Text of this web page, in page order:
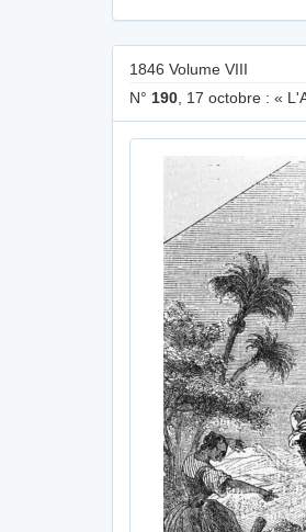
1846 Volume VIII
N° 190 , 17 octobre : «